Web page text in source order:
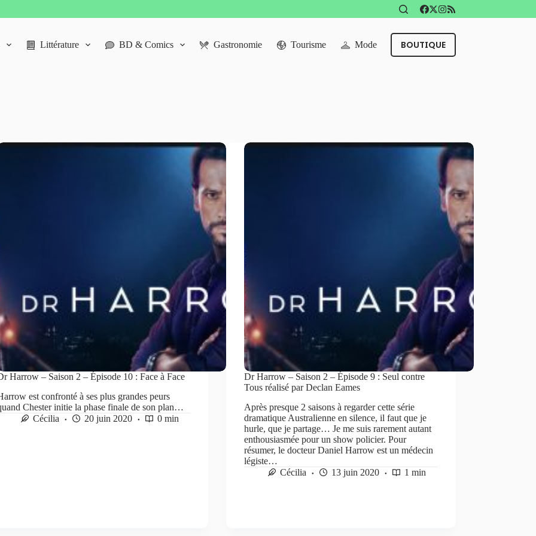
Littérature BD & Comics Gastronomie Tourisme Mode BOUTIQUE
Harrow – Saison 2 – Épisode 10 : Face à Face
est confronté à ses plus grandes peurs
Chester initie la phase finale de son plan…
Cécilia
20 juin 2020 0 min
Dr Harrow – Saison 2 – Épisode 9 : Seul contre
Tous réalisé par Declan Eames
Après presque 2 saisons à regarder cette série
dramatique Australienne en silence, il faut que je
hurle, que je partage… Je me suis rarement autant
enthousiasmée pour un show policier. Pour
résumer, le docteur Daniel Harrow est un médecin
légiste…
Cécilia
13 juin 2020 1 min